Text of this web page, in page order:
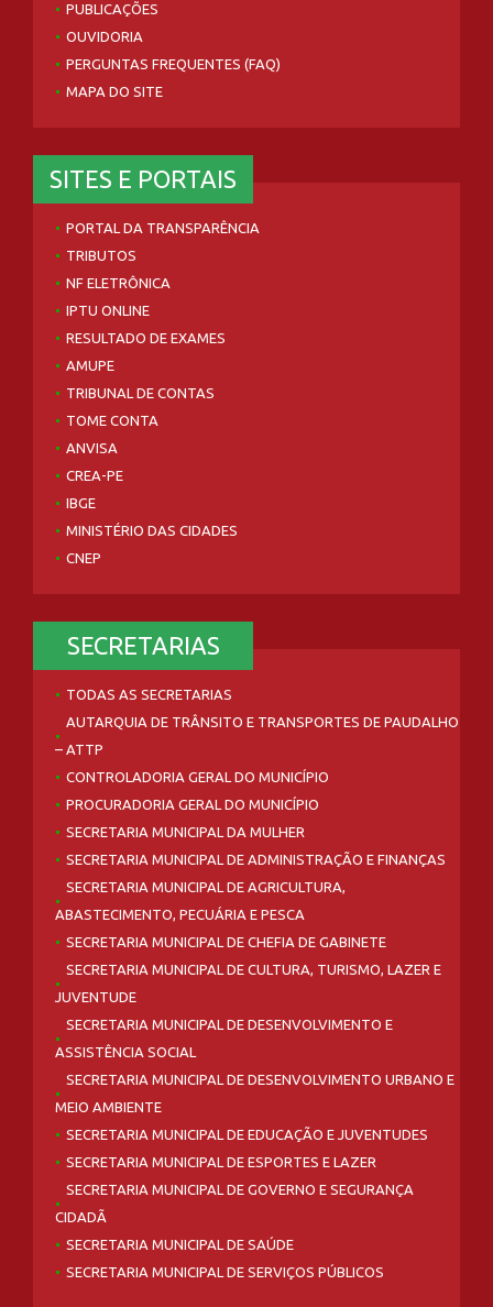
PUBLICAÇÕES
OUVIDORIA
PERGUNTAS FREQUENTES (FAQ)
MAPA DO SITE
SITES E PORTAIS
PORTAL DA TRANSPARÊNCIA
TRIBUTOS
NF ELETRÔNICA
IPTU ONLINE
RESULTADO DE EXAMES
AMUPE
TRIBUNAL DE CONTAS
TOME CONTA
ANVISA
CREA-PE
IBGE
MINISTÉRIO DAS CIDADES
CNEP
SECRETARIAS
TODAS AS SECRETARIAS
AUTARQUIA DE TRÂNSITO E TRANSPORTES DE PAUDALHO
– ATTP
CONTROLADORIA GERAL DO MUNICÍPIO
PROCURADORIA GERAL DO MUNICÍPIO
SECRETARIA MUNICIPAL DA MULHER
SECRETARIA MUNICIPAL DE ADMINISTRAÇÃO E FINANÇAS
SECRETARIA MUNICIPAL DE AGRICULTURA,
ABASTECIMENTO, PECUÁRIA E PESCA
SECRETARIA MUNICIPAL DE CHEFIA DE GABINETE
SECRETARIA MUNICIPAL DE CULTURA, TURISMO, LAZER E
JUVENTUDE
SECRETARIA MUNICIPAL DE DESENVOLVIMENTO E
ASSISTÊNCIA SOCIAL
SECRETARIA MUNICIPAL DE DESENVOLVIMENTO URBANO E
MEIO AMBIENTE
SECRETARIA MUNICIPAL DE EDUCAÇÃO E JUVENTUDES
SECRETARIA MUNICIPAL DE ESPORTES E LAZER
SECRETARIA MUNICIPAL DE GOVERNO E SEGURANÇA
CIDADÃ
SECRETARIA MUNICIPAL DE SAÚDE
SECRETARIA MUNICIPAL DE SERVIÇOS PÚBLICOS